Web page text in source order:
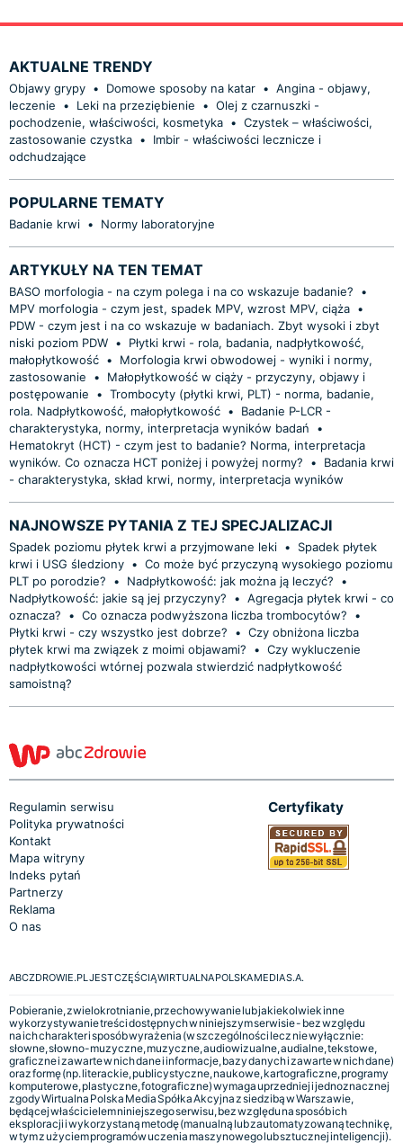
AKTUALNE TRENDY
Objawy grypy • Domowe sposoby na katar • Angina - objawy,
leczenie
• Leki na przeziębienie • Olej z czarnuszki -
pochodzenie, właściwości, kosmetyka • Czystek – właściwości,
zastosowanie czystka •
Imbir - właściwości lecznicze i
odchudzające
POPULARNE TEMATY
Badanie krwi • Normy laboratoryjne
ARTYKUŁY NA TEN TEMAT
BASO morfologia - na czym polega i na co wskazuje badanie?
•
MPV morfologia - czym jest, spadek MPV, wzrost MPV, ciąża •
PDW - czym jest i na co wskazuje w badaniach. Zbyt wysoki i zbyt
niski poziom PDW •
Płytki krwi - rola, badania, nadpłytkowość,
małopłytkowość •
Morfologia krwi obwodowej - wyniki i normy,
zastosowanie
•
Małopłytkowość w ciąży - przyczyny, objawy i
postępowanie
• Trombocyty (płytki krwi, PLT) - norma, badanie,
rola. Nadpłytkowość, małopłytkowość •
Badanie P-LCR -
charakterystyka, normy, interpretacja wyników badań
•
Hematokryt (HCT) - czym jest to badanie? Norma, interpretacja
wyników. Co oznacza HCT poniżej i powyżej normy?
•
Badania krwi
- charakterystyka, skład krwi, normy, interpretacja wyników
NAJNOWSZE PYTANIA Z TEJ SPECJALIZACJI
Spadek poziomu płytek krwi a przyjmowane leki •
Spadek płytek
krwi i USG śledziony • Co może być przyczyną wysokiego poziomu
PLT po porodzie?
• Nadpłytkowość: jak można ją leczyć?
•
Nadpłytkowość: jakie są jej przyczyny?
• Agregacja płytek krwi - co
oznacza?
• Co oznacza podwyższona liczba trombocytów?
•
Płytki krwi - czy wszystko jest dobrze?
• Czy obniżona liczba
płytek krwi ma związek z moimi objawami?
• Czy wykluczenie
nadpłytkowości wtórnej pozwala stwierdzić nadpłytkowość
samoistną?
Regulamin serwisu
Polityka prywatności
Kontakt
Mapa witryny
Indeks pytań
Partnerzy
Reklama
O nas
Certyfikaty
ABCZDROWIE.PL JEST CZĘŚCIĄ WIRTUALNA POLSKA MEDIA S.A.
Pobieranie, zwielokrotnianie, przechowywanie lub jakiekolwiek inne
wykorzystywanie treści dostępnych w niniejszym serwisie - bez względu
na ich charakter i sposób wyrażenia (w szczególności lecz nie wyłącznie:
słowne, słowno-muzyczne, muzyczne, audiowizualne, audialne, tekstowe,
graficzne i zawarte w nich dane i informacje, bazy danych i zawarte w nich dane)
oraz formę (np. literackie, publicystyczne, naukowe, kartograficzne, programy
komputerowe, plastyczne, fotograficzne) wymaga uprzedniej i jednoznacznej
zgody Wirtualna Polska Media Spółka Akcyjna z siedzibą w Warszawie,
będącej właścicielem niniejszego serwisu, bez względu na sposób ich
eksploracji i wykorzystaną metodę (manualną lub zautomatyzowaną technikę,
w tym z użyciem programów uczenia maszynowego lub sztucznej inteligencji).